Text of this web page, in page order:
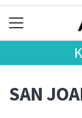
SAN